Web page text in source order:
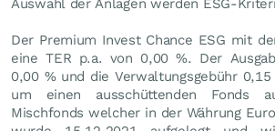
Auswahl der Anlagen werden ESG-
Der Premium Invest Chance ESG mit
eine TER p.a. von 0,00 %. Der
0,00 % und die Verwaltungsgebühr
um einen ausschüttenden Fonds
Mischfonds welcher in der Währung